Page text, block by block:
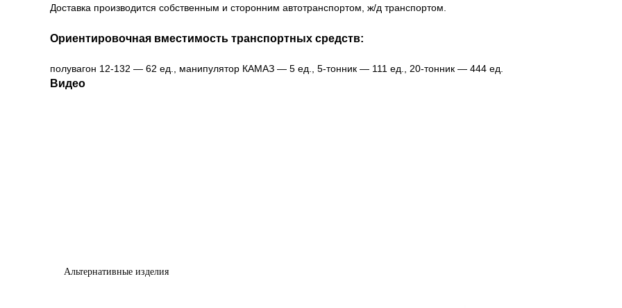
Доставка производится собственным и сторонним автотранспортом, ж/д транспортом.
Ориентировочная вместимость транспортных средств:
полувагон 12-132 — 62 ед., манипулятор КАМАЗ — 5 ед., 5-тонник — 111 ед., 20-тонник — 444 ед.
Видео
Альтернативные изделия